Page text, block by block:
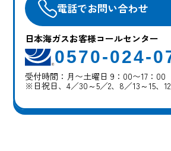
電話でお問い合わせ
日本海ガスお客様コールセンター
0570-024-
受付時間：月〜土曜日 9：00〜17：00
※日祝日、4／30～5／2、8／13～15、